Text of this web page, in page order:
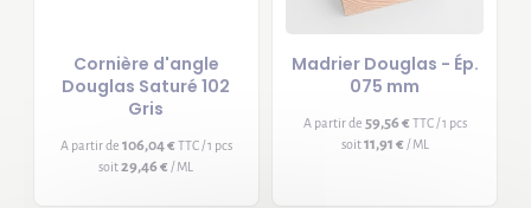
Cornière d'angle
Douglas Saturé 102
Gris
A partir de 106,04 € TTC / 1 pcs
soit29,46 € / ML
Madrier Douglas - Ép.
075 mm
A partir de 59,56 € TTC / 1 pcs
soit11,91 € / ML